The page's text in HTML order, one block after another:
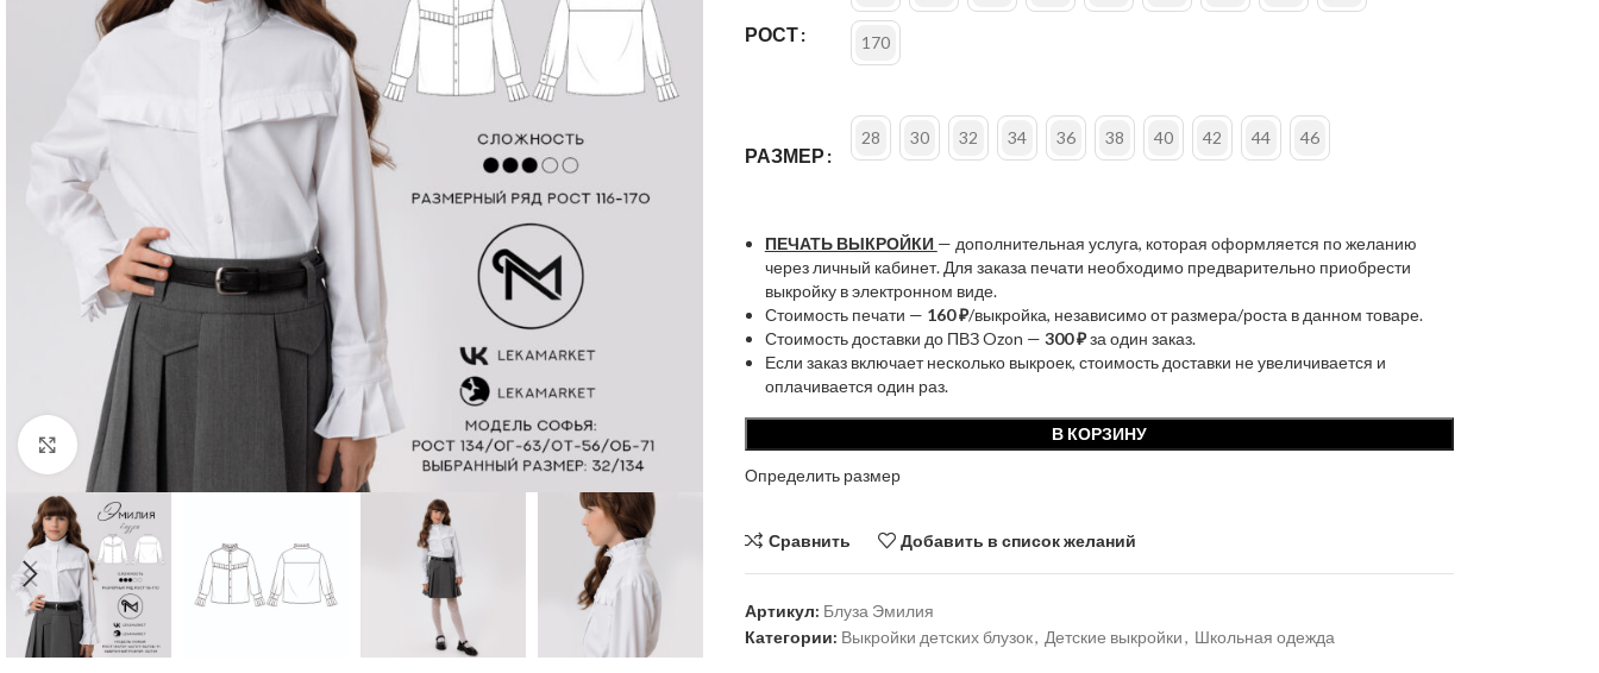
Нажмите, чтобы увеличить
РОСТ 170
РАЗМЕР
28 30 32 34 36 38 40 42 44 46
ПЕЧАТЬ ВЫКРОЙКИ — дополнительная услуга, которая оформляется по желанию
через личный кабинет. Для заказа печати необходимо предварительно приобрести
выкройку в электронном виде.
Стоимость печати — 160 ₽/выкройка, независимо от размера/роста в данном товаре.
Стоимость доставки до ПВЗ Ozon — 300 ₽за один заказ.
Если заказ включает несколько выкроек, стоимость доставки не увеличивается и
оплачивается один раз.
В КОРЗИНУ
Определить размер
Сравнить Добавить в список желаний
Артикул: Блуза Эмилия
Категории: Выкройки детских блузок, Детские выкройки, Школьная одежда